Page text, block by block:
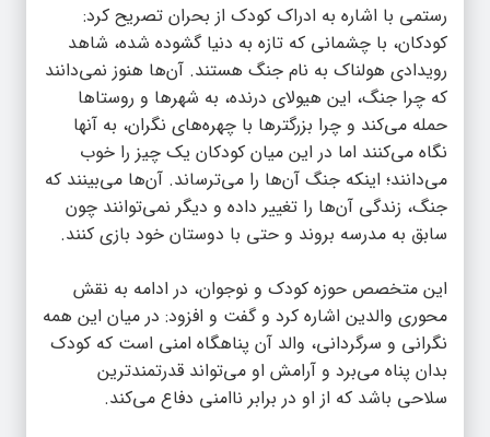
رستمی با اشاره به ادراک کودک از بحران تصریح کرد:
کودکان، با چشمانی که تازه به دنیا گشوده شده، شاهد
رویدادی هولناک به نام جنگ هستند. آن‌ها هنوز نمی‌دانند
که چرا جنگ، این هیولای درنده، به شهرها و روستاها
حمله می‌کند و چرا بزرگترها با چهره‌های نگران، به آنها
نگاه می‌کنند اما در این میان کودکان یک چیز را خوب
می‌دانند؛ اینکه جنگ آن‌ها را می‌ترساند. آن‌ها می‌بینند که
جنگ، زندگی آن‌ها را تغییر داده و دیگر نمی‌توانند چون
سابق به مدرسه بروند و حتی با دوستان خود بازی کنند.
این متخصص حوزه کودک و نوجوان، در ادامه به نقش
محوری والدین اشاره کرد و گفت و افزود: در میان این همه
نگرانی و سرگردانی، والد آن پناهگاه امنی است که کودک
بدان پناه می‌برد و آرامش او می‌تواند قدرتمندترین
سلاحی باشد که از او در برابر ناامنی دفاع می‌کند.